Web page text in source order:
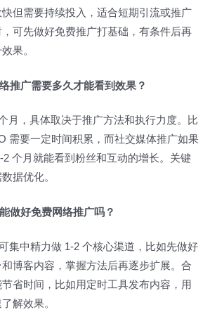
但需要持续投入，适合短期引流或推广
可先做好免费推广打基础，有条件后再
果。
推广需要多久才能看到效果？
月，具体取决于推广方法和执行力度。比
需要一定时间积累，而社交媒体推广如果
2 个月就能看到粉丝和互动的增长。关键
据优化。
做好免费网络推广吗？
集中精力做 1-2 个核心渠道，比如先做好
博客内容，掌握方法后再逐步扩展。合
省时间，比如用定时工具发布内容，用
解效果。